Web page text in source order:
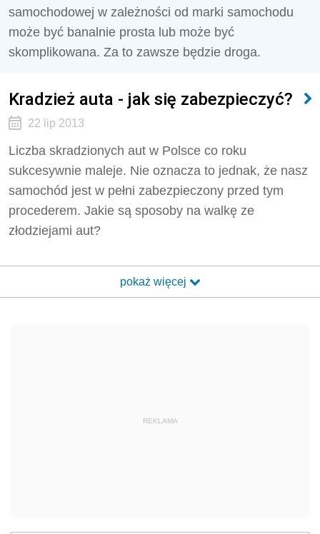
samochodowej w zależności od marki samochodu
może być banalnie prosta lub może być
skomplikowana. Za to zawsze będzie droga.
Kradzież auta - jak się zabezpieczyć?
22 lip 2013
Liczba skradzionych aut w Polsce co roku
sukcesywnie maleje. Nie oznacza to jednak, że nasz
samochód jest w pełni zabezpieczony przed tym
procederem. Jakie są sposoby na walkę ze
złodziejami aut?
pokaż więcej
REKLAMA